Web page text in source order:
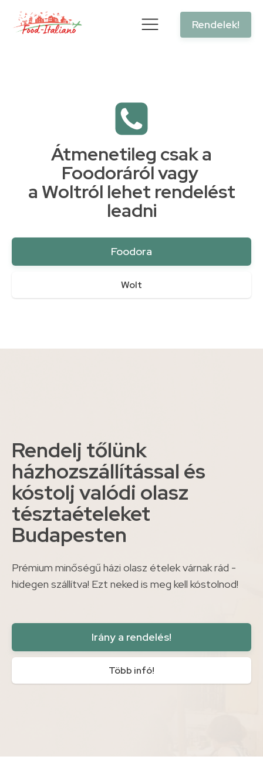
Rendelek!
Átmenetileg csak a
Foodoráról vagy
a Woltról lehet rendelést
leadni
Foodora
Wolt
Rendelj tőlünk
házhozszállítással és
kóstolj valódi olasz
tésztaételeket
Budapesten
Prémium minőségű házi olasz ételek várnak rád -
hidegen szállítva! Ezt neked is meg kell kóstolnod!
Irány a rendelés!
Több infó!